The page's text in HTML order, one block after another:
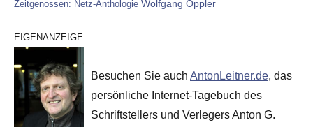
Zeitgenossen: Netz-Anthologie Wolfgang Oppler
EIGENANZEIGE
Besuchen Sie auch AntonLeitner.de, das
persönliche Internet-Tagebuch des
Schriftstellers und Verlegers Anton G.